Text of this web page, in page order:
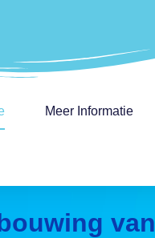
Meer Informatie